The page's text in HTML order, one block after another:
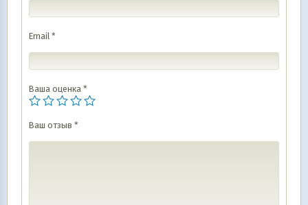
Email *
Ваша оценка *
Ваш отзыв *